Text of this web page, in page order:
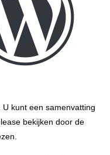
U kunt een samenvatting
bekijken door de